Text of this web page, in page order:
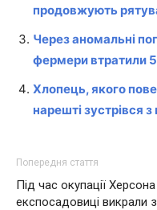
продовжують
Через аномальні
фермери втратили
Хлопець, якого
нарешті зустрівся
Попередня стаття
Під час окупації Херсона
експосадовиці викрали з